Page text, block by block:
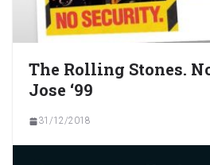
The Rolling Stones.
Jose ‘99
31/12/2018